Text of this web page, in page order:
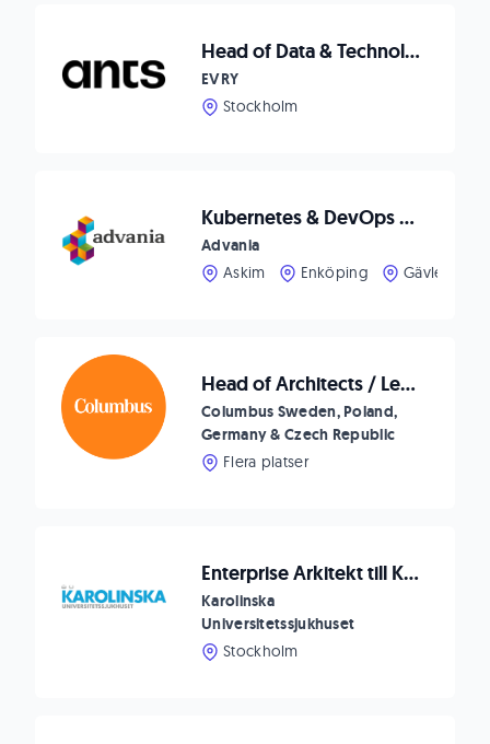
Head of Data & Technology to Public Property Invest
EVRY
Stockholm
Kubernetes & DevOps Architect
Advania
Askim
Enköping Gävle
Head of Architects / Lead Solution Architect – Dynamics 365
Columbus Sweden, Poland,
Germany & Czech Republic
Flera platser
Enterprise Arkitekt till Karolinska Universitetssjukhuset
Karolinska
Universitetssjukhuset
Stockholm